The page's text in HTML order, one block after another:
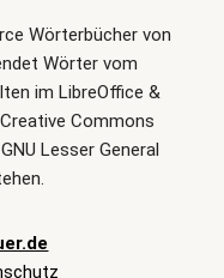
Wörterbücher von
Wörter vom
im LibreOffice &
Commons
Lesser General